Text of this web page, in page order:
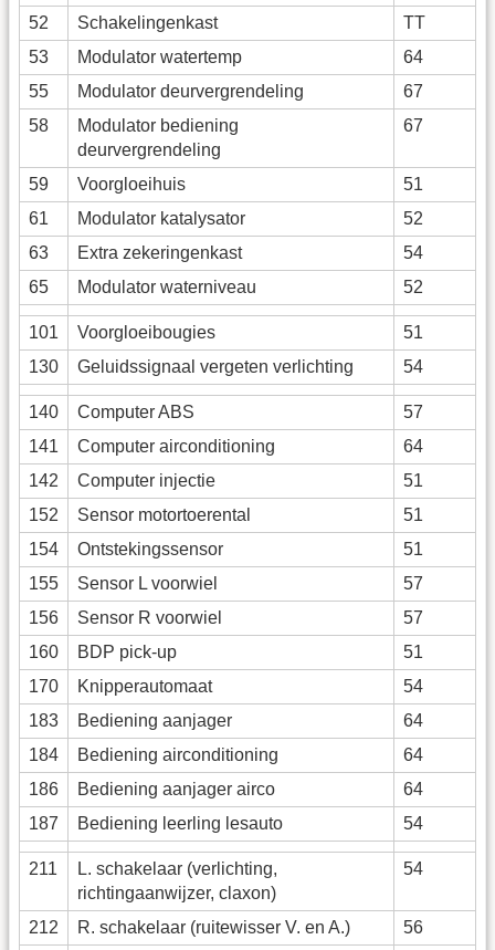
52
Schakelingenkast
TT
53
Modulator watertemp
64
55
Modulator deurvergrendeling
67
58
Modulator bediening
deurvergrendeling
67
59 Voorgloeihuis
51
61
Modulator katalysator
52
63
Extra zekeringenkast
54
65
Modulator waterniveau 52
101 Voorgloeibougies
51
130
Geluidssignaal vergeten verlichting 54
140 Computer ABS
57
141
Computer airconditioning
64
142
Computer injectie
51
152
Sensor motortoerental
51
154
Ontstekingssensor
51
155
Sensor L voorwiel
57
156
Sensor R voorwiel
57
160
BDP pick-up
51
170
Knipperautomaat
54
183
Bediening aanjager
64
184
Bediening airconditioning
64
186
Bediening aanjager airco
64
187
Bediening leerling lesauto 54
211
L. schakelaar (verlichting,
richtingaanwijzer, claxon)
54
212 R. schakelaar (ruitewisser V. en A.)
56